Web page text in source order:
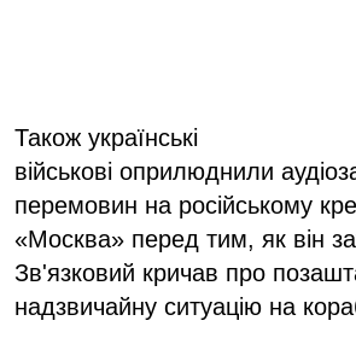
Також українські
військові оприлюднили
перемовин на російському
«Москва» перед тим, як він
Зв'язковий кричав про
надзвичайну ситуацію на